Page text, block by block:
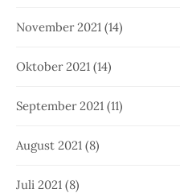
November 2021 (14)
Oktober 2021 (14)
September 2021 (11)
August 2021 (8)
Juli 2021 (8)